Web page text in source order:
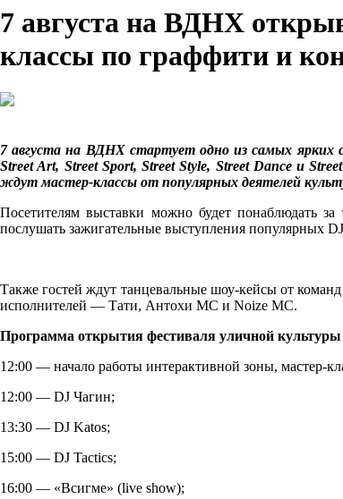
7 августа на ВДНХ
классы по граффити и
7 августа на ВДНХ стартует одно из самых ярких
Street Art, Street Sport, Street Style, Street Dance и
ждут мастер-классы от популярных деятелей
Посетителям выставки можно будет понаблюдать
послушать зажигательные выступления популярных
Также гостей ждут танцевальные шоу-кейсы от
исполнителей — Тати, Антохи MC и Noize MC.
Программа открытия фестиваля уличной культуры
12:00 — начало работы интерактивной зоны, мастер-
12:00 — DJ Чагин;
13:30 — DJ Katos;
15:00 — DJ Tactics;
16:00 — «Всигме» (live show);